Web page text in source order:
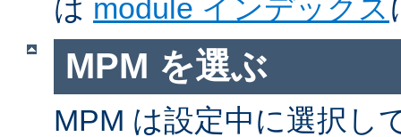
は module インデックス
MPM を選ぶ
MPM は設定中に選択し